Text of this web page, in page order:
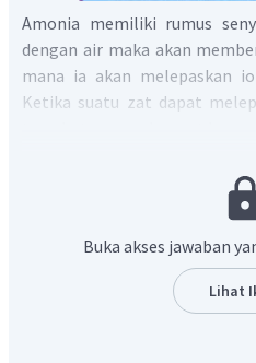
Amonia memiliki rumus
dengan air maka akan
mana ia akan melepaskan
Ketika suatu zat dapat
Menurut kekuatannya,
Buka akses jawaban
Lihat